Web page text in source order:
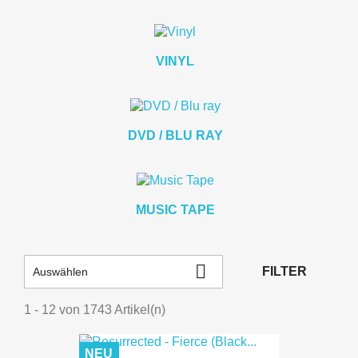
VINYL
DVD / BLU RAY
MUSIC TAPE
Auswählen  FILTER
1 - 12 von 1743 Artikel(n)
NEU